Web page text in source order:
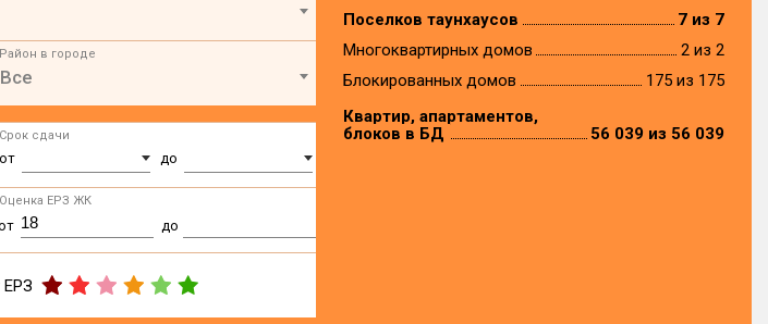
Район в городе
Все
Срок сдачи
от до
Оценка ЕРЗ ЖК
до
ЕРЗ
Поселков таунхаусов
7 из 7
Многоквартирных домов
2 из 2
Блокированных домов
175 из 175
Квартир, апартаментов,
блоков в БД
56 039 из 56 039